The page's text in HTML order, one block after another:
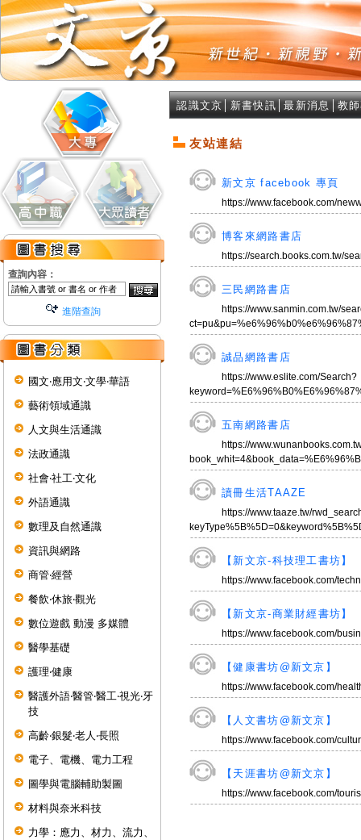
查詢內容：
進階查詢
國文‧應用文‧文學‧華語
藝術領域通識
人文與生活通識
法政通識
社會‧社工‧文化
外語通識
數理及自然通識
資訊與網路
商管‧經營
餐飲‧休旅‧觀光
數位遊戲 動漫 多媒體
醫學基礎
護理‧健康
醫護外語‧醫管‧醫工‧視光‧牙
技
高齡‧銀髮‧老人‧長照
電子、電機、電力工程
圖學與電腦輔助製圖
材料與奈米科技
力學：應力、材力、流力、
認識文京 新書快訊 │最新消息 教
友站連結
新文京 facebook 專頁
https://www.facebook.com/
博客來網路書店
https://search.books.com.tw/
三民網路書店
https://www.sanmin.com.tw/
誠品網路書店
https://www.eslite.com/Search?
五南網路書店
https://
讀冊生活TAAZE
https://www.taaze.tw/
【新文京-科技理工書坊】
https://www.facebook.com/
【新文京-商業財經書坊】
https://www.facebook.com/
【健康書坊@新文京】
https://www.facebook.com/
【人文書坊@新文京】
https://www.facebook.com/
【天涯書坊@新文京】
https://www.facebook.com/